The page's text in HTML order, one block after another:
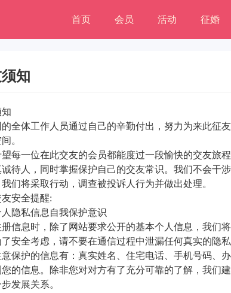
首页 会员 活动 征婚
知
全体工作人员通过自己的辛勤付出，努力为来此征
。
每一位在此交友的会员都能度过一段愉快的交友旅
诚待人，同时掌握保护自己的交友常识。我们不会干
们将采取行动，调查被投诉人行为并做出处理。
安全提醒:
隐私信息自我保护意识
信息时，除了网站要求公开的基本个人信息，我们
安全考虑，请不要在通信过程中泄漏任何真实的隐私
意保护的信息有：真实姓名、住宅电话、手机号码、
的信息。除非您对对方有了充分可靠的了解，我们
发展关系。